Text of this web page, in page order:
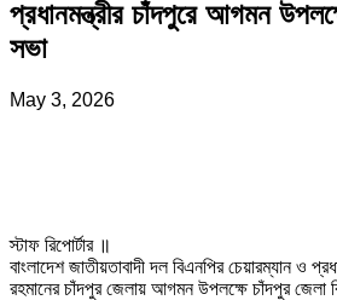
প্রধানমন্ত্রীর চাঁদপুরে আগমন
সভা
May 3, 2026
স্টাফ রিপোর্টার ॥
বাংলাদেশ জাতীয়তাবাদী দল বিএনপির চেয়ারম্যান ও
রহমানের চাঁদপুর জেলায় আগমন উপলক্ষে চাঁদপুর জেলা